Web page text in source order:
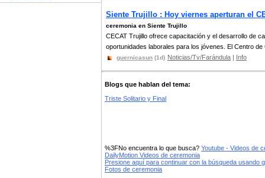
Siente Trujillo : Hoy viernes aperturan el
ceremonia en Siente Trujillo
CECAT Trujillo ofrece capacitación y el desarrollo de
oportunidades laborales para los jóvenes. El Centro de
guernicasun (1d) Noticias/Tv/Farándula | Info
Blogs que hablan del tema:
Triste Solitario y Final
%3FNo encuentra lo que busca? Youtube - Videos de
DailyMotion Videos de ceremonia
Presione aquí para continuar con la búsqueda usando
Fotos de ceremonia